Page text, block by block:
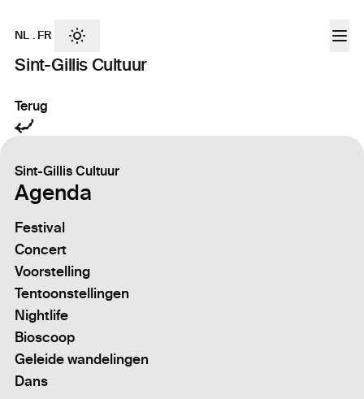
Sint-Gillis Cultuur
NL . FR
Terug
Sint-Gillis Cultuur
Agenda
Festival
Concert
Voorstelling
Tentoonstellingen
Nightlife
Bioscoop
Geleide wandelingen
Dans